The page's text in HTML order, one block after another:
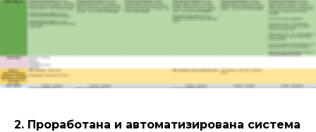
2. Проработана и автоматизирована система